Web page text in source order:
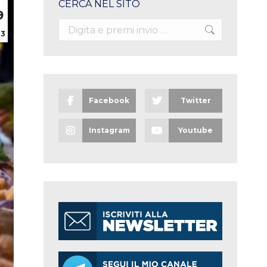
CERCA NEL SITO
Search:
Facebook Twitter
Instagram Youtube